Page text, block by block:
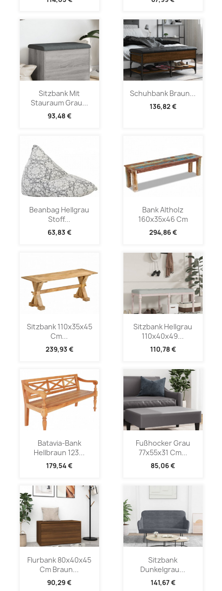
Sitzbank Mit
Stauraum Grau...
93,48 €
Schuhbank Braun...
136,82 €
Beanbag Hellgrau
Stoff...
63,83 €
Bank Altholz
160x35x46 Cm
294,86 €
Sitzbank 110x35x45
Cm...
239,93 €
Sitzbank Hellgrau
110x40x49...
110,78 €
Batavia-Bank
Hellbraun 123...
179,54 €
Fußhocker Grau
77x55x31 Cm...
85,06 €
Flurbank 80x40x45
Cm Braun...
90,29 €
Sitzbank
Dunkelgrau...
141,67 €